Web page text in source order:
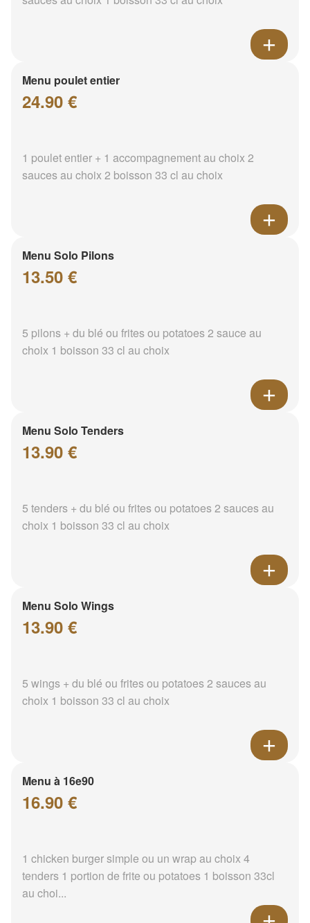
Menu poulet entier
24.90 €
1 poulet entier + 1 accompagnement au choix 2
sauces au choix 2 boisson 33 cl au choix
Menu Solo Pilons
13.50 €
5 pilons + du blé ou frites ou potatoes 2 sauce au
choix 1 boisson 33 cl au choix
Menu Solo Tenders
13.90 €
5 tenders + du blé ou frites ou potatoes 2 sauces au
choix 1 boisson 33 cl au choix
Menu Solo Wings
13.90 €
5 wings + du blé ou frites ou potatoes 2 sauces au
choix 1 boisson 33 cl au choix
Menu à 16e90
16.90 €
1 chicken burger simple ou un wrap au choix 4
tenders 1 portion de frite ou potatoes 1 boisson 33cl
au choi...